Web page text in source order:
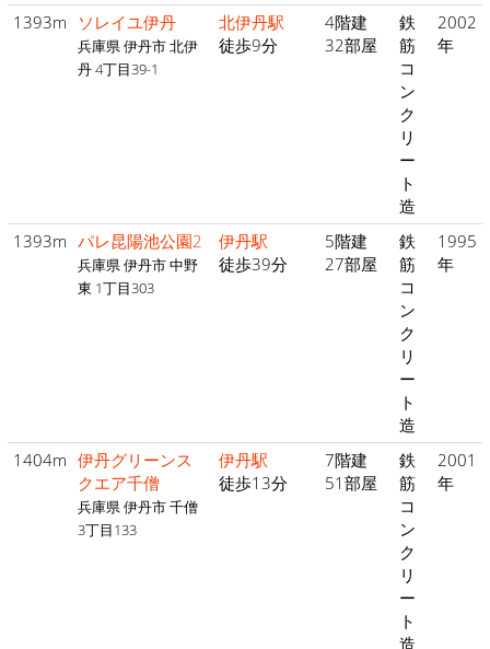
1393m ソレイユ伊丹
兵庫県 伊丹市 北伊
丹 4丁目39-1
北伊丹駅
徒歩9分
4階建
32部屋
鉄
筋
コ
ン
ク
リ
ー
ト
造
2002
年
1393m パレ昆陽池公園2
兵庫県 伊丹市 中野
東 1丁目303
伊丹駅
徒歩39分
5階建
27部屋
鉄
筋
コ
ン
ク
リ
ー
ト
造
1995
年
1404m 伊丹グリーンス
クエア千僧
兵庫県 伊丹市 千僧
3丁目133
伊丹駅
徒歩13分
7階建
51部屋
鉄
筋
コ
ン
ク
リ
ー
ト
造
2001
年